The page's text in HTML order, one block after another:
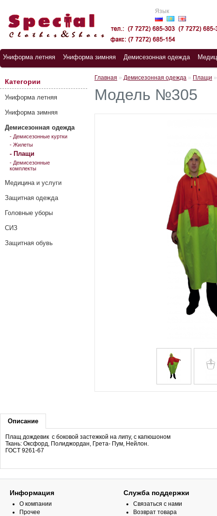
Язык
Униформа летняя Униформа зимняя Демисезонная одежда
Категории
Униформа летняя
Униформа зимняя
Демисезонная одежда
- Демисезонные куртки
- Жилеты
- Плащи
- Демисезонные
комплекты
Медицина и услуги
Защитная одежда
Головные уборы
СИЗ
Защитная обувь
Главная » Демисезонная одежда » Плащи
Модель №305
Описание
Плащ дождевик с боковой застежкой на липу, с капюшоном
Ткань: Оксфорд, Полиджордан, Грета- Пум, Нейлон.
ГОСТ 9261-67
Информация
О компании
Прочее
Служба поддержки
Связаться с нами
Возврат товара